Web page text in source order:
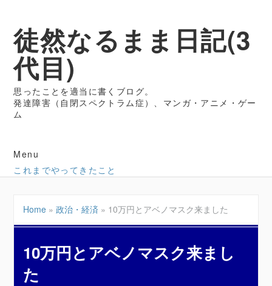
徒然なるまま日記(3
代目)
思ったことを適当に書くブログ。
発達障害（自閉スペクトラム症）、マンガ・アニメ・ゲー
ム
Menu
これまでやってきたこと
Home »政治・経済 » 10万円とアベノマスク来ました
10万円とアベノマスク来まし
た